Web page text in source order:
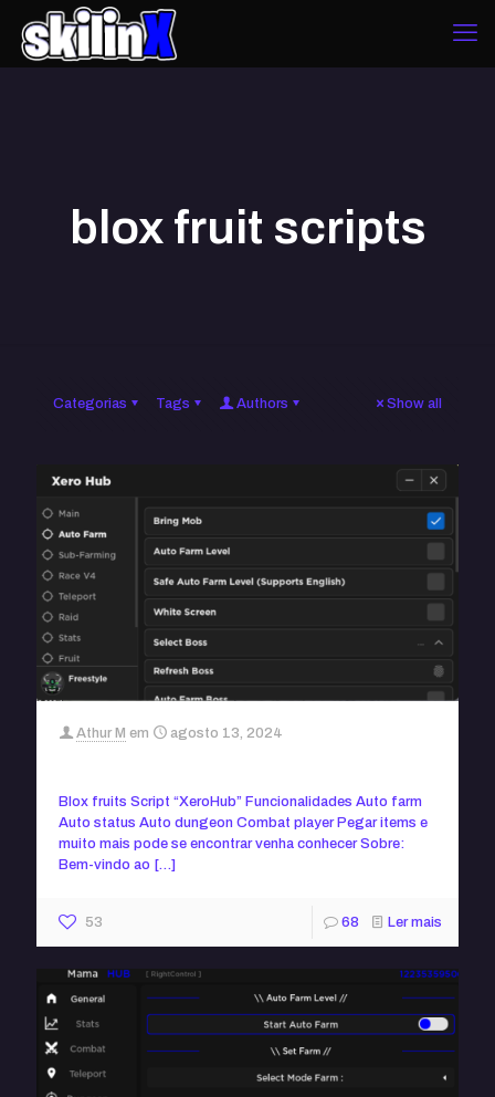
blox fruit scripts
Categorias Tags Authors Show all
Athur M em agosto 13, 2024
Blox fruits Script “XeroHub” Funcionalidades Auto farm
Auto status Auto dungeon Combat player Pegar items e
muito mais pode se encontrar venha conhecer Sobre:
Bem-vindo ao […]
53 68 Ler mais